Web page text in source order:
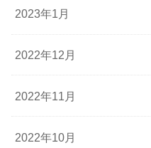
2023年1月
2022年12月
2022年11月
2022年10月